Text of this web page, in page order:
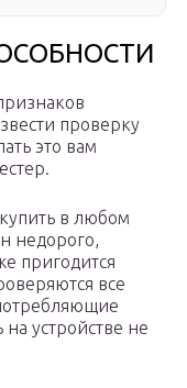
проверку
это вам
в любом
недорого,
пригодится
все
на устройстве не